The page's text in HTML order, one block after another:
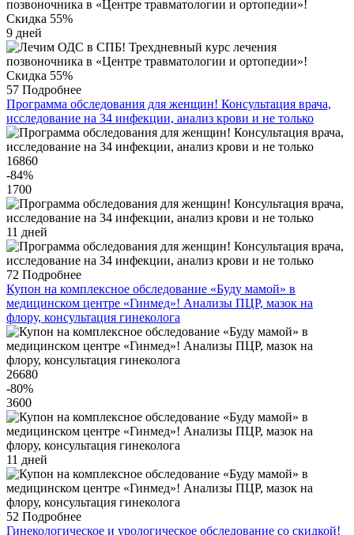
9 дней
57 Подробнее
Программа обследования для женщин! Консультация врача,
исследование на 34 инфекции, анализ крови и не только
16860
-84%
1700
11 дней
72 Подробнее
Купон на комплексное обследование «Буду мамой» в
медицинском центре «Гинмед»! Анализы ПЦР, мазок на
флору, консультация гинеколога
26680
-80%
3600
11 дней
52 Подробнее
Гинекологическое и урологическое обследование со скидкой!